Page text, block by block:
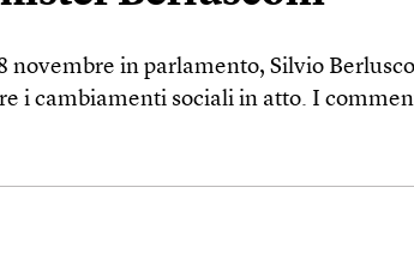
novembre in parlamento, Silvio
i cambiamenti sociali in atto. I